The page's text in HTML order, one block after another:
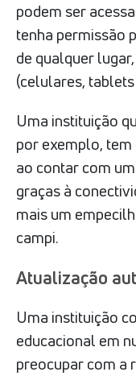
podem ser
tenha permissão
de qualquer
(celulares,
Uma instituição
por exemplo,
ao contar com
graças à
mais um
campi.
Atualização
Uma instituição
educacional em
preocupar com a